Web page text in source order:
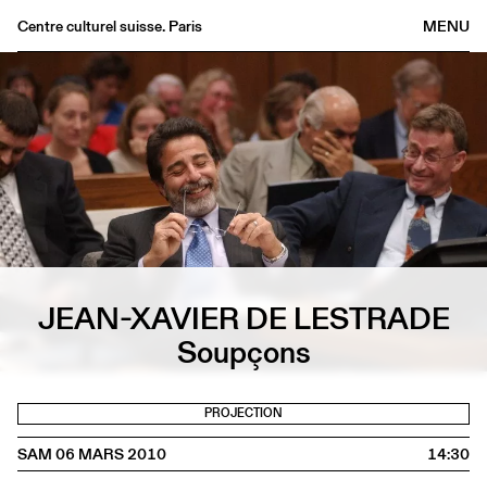
MENU
Centre culturel suisse. Paris
Agenda
Librairie
Buvette
Archives
Médiathèque
Éditions
EN
JEAN-XAVIER DE LESTRADE
Soupçons
PROJECTION
SAM 06 MARS 2010 14:30